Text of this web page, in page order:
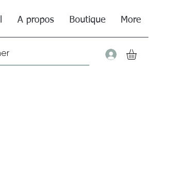
A propos Boutique More
Connexion